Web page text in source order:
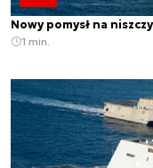
Nowy pomysł na
1 min.